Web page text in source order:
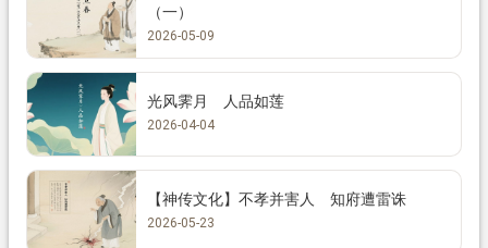
（一）
2026-05-09
光风霁月 人品如莲
2026-04-04
【神传文化】不孝并害人 知府遭雷诛
2026-05-23